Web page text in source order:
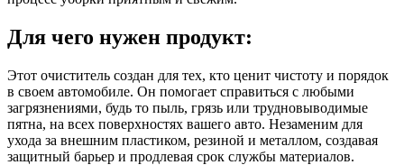
Для чего нужен продукт:
Этот очиститель создан для тех, кто ценит чистоту и порядок
в своем автомобиле. Он помогает справиться с любыми
загрязнениями, будь то пыль, грязь или трудновыводимые
пятна, на всех поверхностях вашего авто. Незаменим для
ухода за внешним пластиком, резиной и металлом, создавая
защитный барьер и продлевая срок службы материалов.